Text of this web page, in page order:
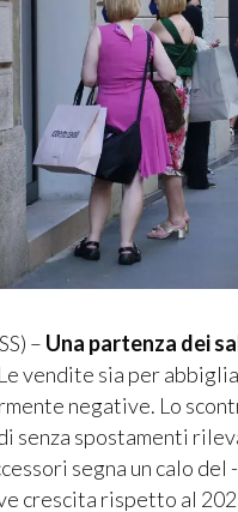
– Una partenza dei
Le vendite sia per
negative. Lo
senza spostamenti
segna un calo
crescita rispetto al